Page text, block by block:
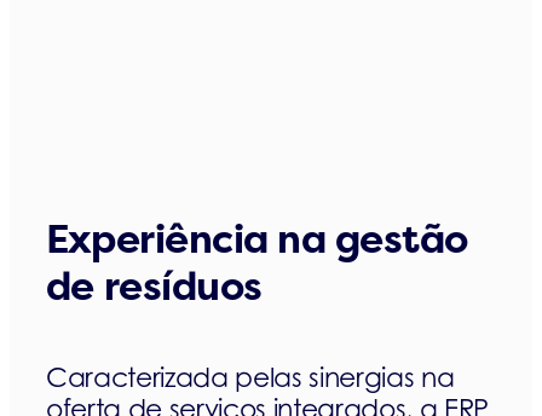
Experiência na gestão
de resíduos
Caracterizada pelas sinergias na
oferta de serviços integrados, a ERP